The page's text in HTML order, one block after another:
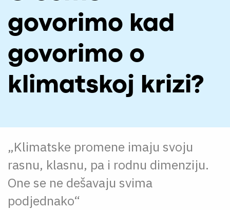
CPN
ЋИР
govorimo kad
govorimo o
klimatskoj krizi?
„Klimatske promene imaju svoju
rasnu, klasnu, pa i rodnu dimenziju.
One se ne dešavaju svima
podjednako“